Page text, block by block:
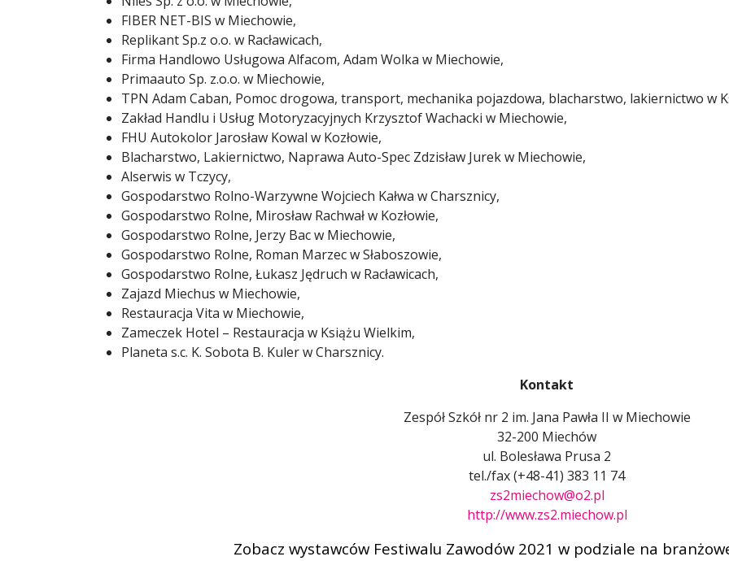
FIBER NET-BIS w Miechowie,
Replikant Sp.z o.o. w Racławicach,
Firma Handlowo Usługowa Alfacom, Adam Wolka w Miechowie,
Primaauto Sp. z.o.o. w Miechowie,
TPN Adam Caban, Pomoc drogowa, transport, mechanika pojazdowa, blacharstwo, lakiernictwo w
Zakład Handlu i Usług Motoryzacyjnych Krzysztof Wachacki w Miechowie,
FHU Autokolor Jarosław Kowal w Kozłowie,
Blacharstwo, Lakiernictwo, Naprawa Auto-Spec Zdzisław Jurek w Miechowie,
Alserwis w Tczycy,
Gospodarstwo Rolno-Warzywne Wojciech Kałwa w Charsznicy,
Gospodarstwo Rolne, Mirosław Rachwał w Kozłowie,
Gospodarstwo Rolne, Jerzy Bac w Miechowie,
Gospodarstwo Rolne, Roman Marzec w Słaboszowie,
Gospodarstwo Rolne, Łukasz Jędruch w Racławicach,
Zajazd Miechus w Miechowie,
Restauracja Vita w Miechowie,
Zameczek Hotel – Restauracja w Książu Wielkim,
Planeta s.c. K. Sobota B. Kuler w Charsznicy.
Kontakt
Zespół Szkół nr 2 im. Jana Pawła II w Miechowie
32-200 Miechów
ul. Bolesława Prusa 2
tel./fax (+48-41) 383 11 74
zs2miechow@o2.pl
http://www.zs2.miechow.pl
Zobacz wystawców Festiwalu Zawodów 2021 w podziale na